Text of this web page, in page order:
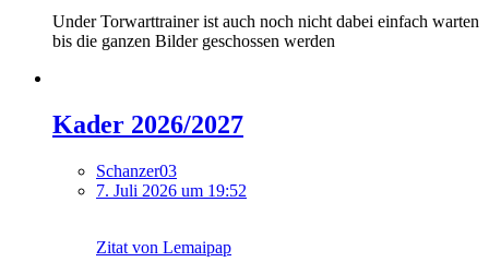
Under Torwarttrainer ist auch noch nicht dabei einfach warten
bis die ganzen Bilder geschossen werden
Kader 2026/2027
Schanzer03
7. Juli 2026 um 19:52
Zitat von Lemaipap